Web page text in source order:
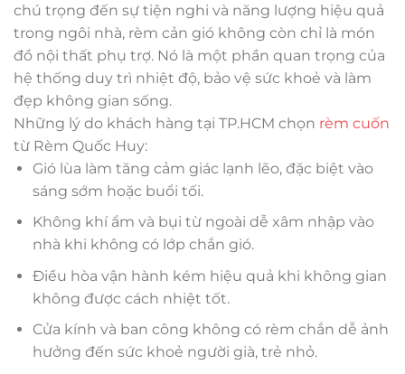
chú trọng đến sự tiện nghi và năng lượng hiệu quả
trong ngôi nhà, rèm cản gió không còn chỉ là món
đồ nội thất phụ trợ. Nó là một phần quan trọng của
hệ thống duy trì nhiệt độ, bảo vệ sức khoẻ và làm
đẹp không gian sống.
Những lý do khách hàng tại TP.HCM chọn rèm cuốn
từ Rèm Quốc Huy:
Gió lùa làm tăng cảm giác lạnh lẽo, đặc biệt vào
sáng sớm hoặc buổi tối.
Không khí ẩm và bụi từ ngoài dễ xâm nhập vào
nhà khi không có lớp chắn gió.
Điều hòa vận hành kém hiệu quả khi không gian
không được cách nhiệt tốt.
Cửa kính và ban công không có rèm chắn dễ ảnh
hưởng đến sức khoẻ người già, trẻ nhỏ.